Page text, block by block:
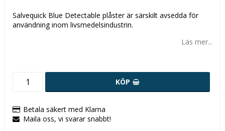
Salvequick Blue Detectable plåster är särskilt avsedda för
användning inom livsmedelsindustrin.
Läs mer...
KÖP
Betala säkert med Klarna
Maila oss, vi svarar snabbt!